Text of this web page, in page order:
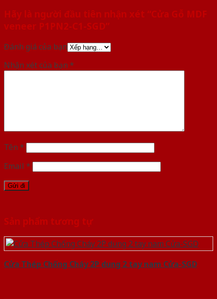
Hãy là người đầu tiên nhận xét “Cửa Gỗ MDF
veneer P1PN2-C1-SGD”
Đánh giá của bạn
Nhận xét của bạn *
Tên *
Email *
Sản phẩm tương tự
Cửa Thép Chống Cháy 2P dung 2 tay nam Cửa-SGD